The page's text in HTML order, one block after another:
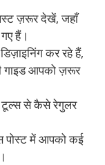
ज़रूर देखें, जहाँ
हैं।
कर रहे हैं,
गाइड आपको ज़रूर
से कैसे रेगुलर
पोस्ट में आपको कई